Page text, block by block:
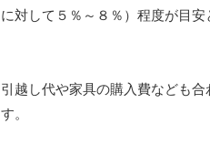
に対して５％～８％）程度が目安
引越し代や家具の購入費なども
す。